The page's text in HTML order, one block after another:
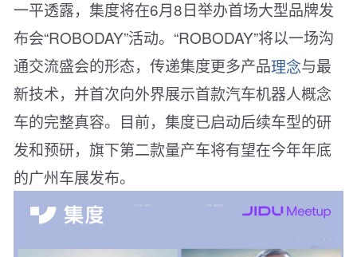
一平透露，集度将在6月8日举办首场大型品牌发
布会“ROBODAY”活动。“ROBODAY”将以一场沟
通交流盛会的形态，传递集度更多产品理念与最
新技术，并首次向外界展示首款汽车机器人概念
车的完整真容。目前，集度已启动后续车型的研
发和预研，旗下第二款量产车将有望在今年年底
的广州车展发布。